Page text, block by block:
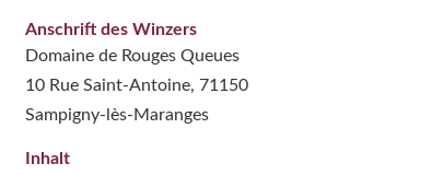
Anschrift des Winzers
Domaine de Rouges Queues
10 Rue Saint-Antoine, 71150
Sampigny-lès-Maranges
Inhalt